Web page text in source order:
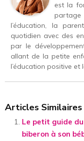
est la
l’éducation, la
quotidien avec des
par le
allant de la petite
l’éducation positive
Articles Similaires
Le petit guide
biberon à son